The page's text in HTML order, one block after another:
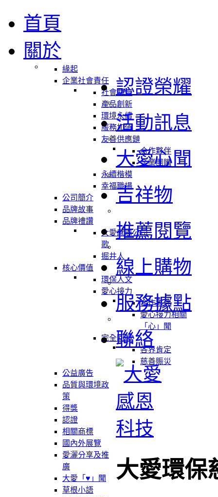
首頁
關於
緣起
企業社會責任
社會關懷
產品創新
環境永續
服務加值
友善供應鏈
合作夥伴
企業團購
永續楷模
幸福職場
公司簡介
品牌故事
品牌禮讚
大愛感恩公司
歌
掘井人
核心價值
環保人文
愛心接力
合作夥伴
愛心接力相關
「心」聞
完全回饋
各界肯定
慈善賑災
公益廣告
品質與環境政
策
認證榮耀
得獎
認證
相關商標
活動訊息
國內外展覽
愛灑分享及推
廣
大愛心聞
大愛「♥」聞
草根小語
吉祥物
推薦閱覽
線上購物
服務據點
聯絡
大愛環保